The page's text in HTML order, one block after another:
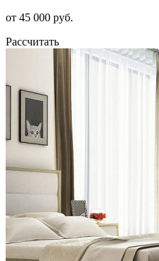
от 45 000 руб.
Рассчитать